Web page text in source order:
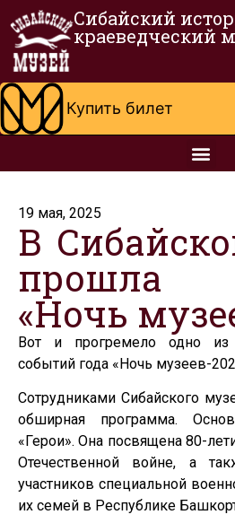
Сибайский
краеведческий
Купить билет
19 мая, 2025
В
прошла
«Ночь
Вот и прогремело одно
событий года «Ночь музеев-
Сотрудниками Сибайского
обширная программа.
«Герои». Она посвящена 80-
Отечественной войне, а
участников специальной
их семей в Республике